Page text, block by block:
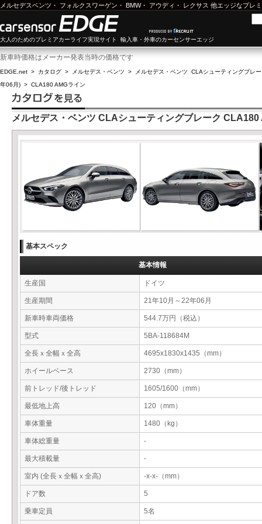
メルセデスベンツ ・ フォルクスワーゲン ・ BMW・ アウディ ・ レクサス 他エッジなプレ
大人のためのプレミアカーライフ実現サイト 輸入車・外車のカーセンサーエッジ
新車時価格はメーカー発表当時の価格です
EDGE.net > カタログ > メルセデス・ベンツ >
メルセデス・ベンツ CLAシューティングブレ
年06月) > CLA180 AMGライン
メルセデス・ベンツ CLAシューティングブレーク CLA180
基本スペック
基本情報
生産国 ドイツ
生産期間 21年10月～22年06月
新車時車両価格 544.7万円（税込）
型式 5BA-118684M
全長ｘ全幅ｘ全高 4695x1830x1435（mm）
ホイールベース 2730（mm）
前トレッド/後トレッド 1605/1600（mm）
最低地上高 120（mm）
車体重量 1480（kg）
車体総重量 -
最大積載量 -
室内 (全長ｘ全幅ｘ全高) -x-x-（mm）
ドア数 5
乗車定員 5名